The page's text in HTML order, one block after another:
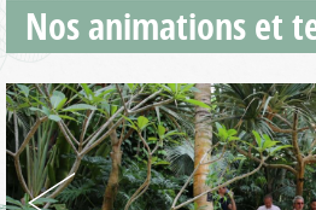
Nos animations et